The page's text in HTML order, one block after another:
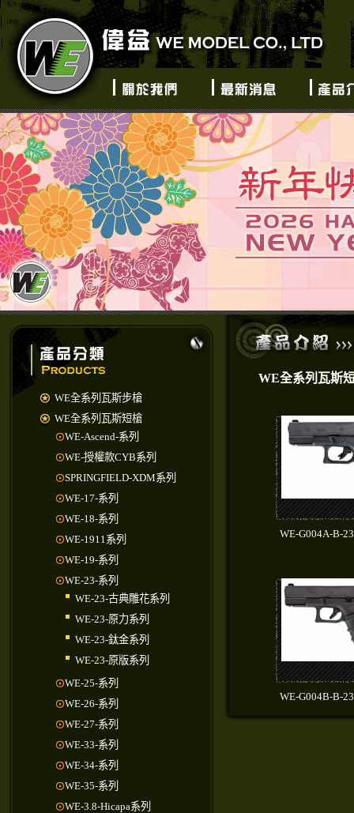
WE全系列瓦斯步槍
WE全系列瓦斯短槍
WE-Ascend-系列
WE-授權款CYB系列
SPRINGFIELD-XDM系列
WE-17-系列
WE-18-系列
WE-1911系列
WE-19-系列
WE-23-系列
WE-23-古典雕花系列
WE-23-原力系列
WE-23-鈦金系列
WE-23-原版系列
WE-25-系列
WE-26-系列
WE-27-系列
WE-33-系列
WE-34-系列
WE-35-系列
WE-3.8-Hicapa系列
WE全系列瓦斯
WE-G004A-B-
WE-G004B-B-